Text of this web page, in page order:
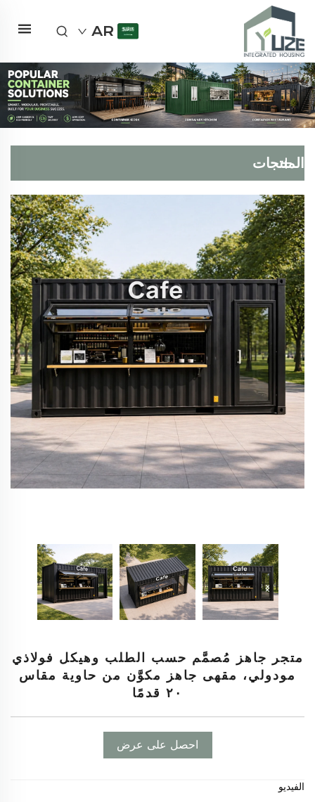
AR
المنتجات
متجر جاهز مُصمَّم حسب الطلب وهيكل فولاذي
مودولي، مقهى جاهز مكوَّن من حاوية مقاس
٢٠ قدمًا
احصل على عرض
الفيديو